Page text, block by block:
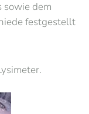
sowie dem
festgestellt